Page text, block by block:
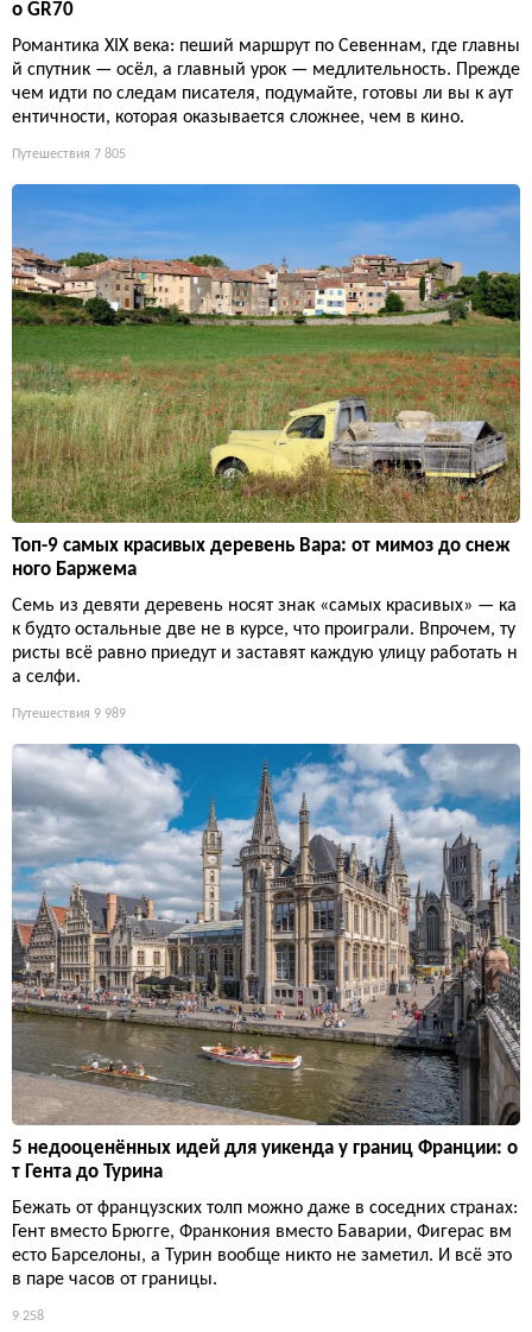
о GR70
Романтика XIX века: пеший маршрут по Севеннам, где главны
й спутник — осёл, а главный урок — медлительность. Прежде
чем идти по следам писателя, подумайте, готовы ли вы к аут
ентичности, которая оказывается сложнее, чем в кино.
Путешествия 7 805
Топ-9 самых красивых деревень Вара: от мимоз до снеж
ного Баржема
Семь из девяти деревень носят знак «самых красивых» — ка
к будто остальные две не в курсе, что проиграли. Впрочем, ту
ристы всё равно приедут и заставят каждую улицу работать н
а селфи.
Путешествия 9 989
5 недооценённых идей для уикенда у границ Франции: о
т Гента до Турина
Бежать от французских толп можно даже в соседних странах:
Гент вместо Брюгге, Франкония вместо Баварии, Фигерас вм
есто Барселоны, а Турин вообще никто не заметил. И всё это
в паре часов от границы.
9 258